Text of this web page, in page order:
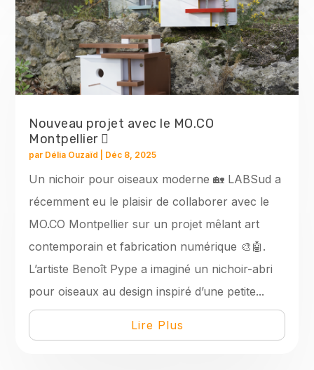
Nouveau projet avec le MO.CO
Montpellier 🫟
par Délia Ouzaïd Déc 8, 2025
Un nichoir pour oiseaux moderne 🏡 LABSud a
récemment eu le plaisir de collaborer avec le
MO.CO Montpellier sur un projet mêlant art
contemporain et fabrication numérique 🎨🤖.
L’artiste Benoît Pype a imaginé un nichoir-abri
pour oiseaux au design inspiré d’une petite...
Lire Plus